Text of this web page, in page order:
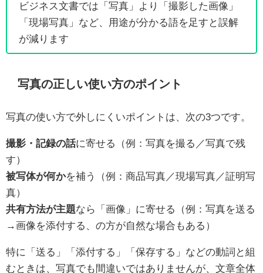
ビジネス文書では「写真」より「撮影した画像」
「現場写真」など、用途が分かる語を足すと誤解
が減ります
写真の正しい使い方のポイント
写真の使い方で外しにくいポイントは、次の3つです。
撮影・記録の話に寄せる（例：写真を撮る／写真で残
す）
被写体が何かを補う（例：商品写真／現場写真／証明写
真）
共有方法が主題なら「画像」に寄せる（例：写真を送る
→画像を添付する、の方が自然な場合もある）
特に「送る」「添付する」「保存する」などの動詞と組
むときは、写真でも間違いではありませんが、文章全体